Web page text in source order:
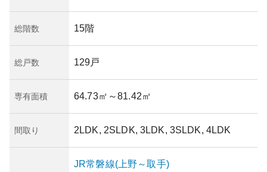
総階数 15階
総戸数 129戸
専有面積 64.73㎡ ～81.42㎡
間取り 2LDK, 2SLDK, 3LDK, 3SLDK, 4LDK
JR常磐線(上野～取手)